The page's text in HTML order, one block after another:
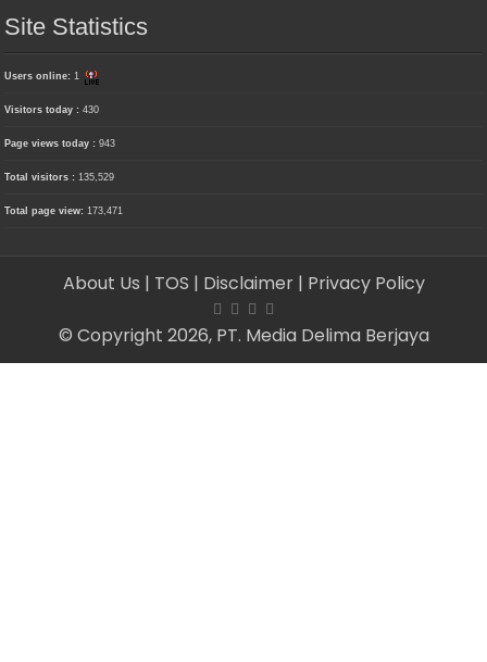
Site Statistics
Users online:1
Visitors today :430
Page views today :943
Total visitors :135,529
Total page view:173,471
About Us | TOS | Disclaimer | Privacy Policy
© Copyright 2026, PT. Media Delima Berjaya